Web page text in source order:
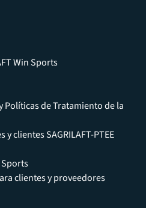
Win Sports
Políticas de Tratamiento de la
clientes SAGRILAFT-PTEE
clientes y proveedores